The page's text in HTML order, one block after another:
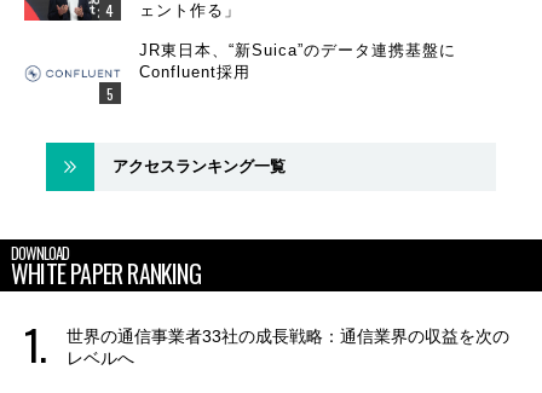
ェント作る」
JR東日本、“新Suica”のデータ連携基盤に
Confluent採用
アクセスランキング一覧
DOWNLOAD
WHITE PAPER RANKING
世界の通信事業者33社の成長戦略：通信業界の収益を次の
レベルへ